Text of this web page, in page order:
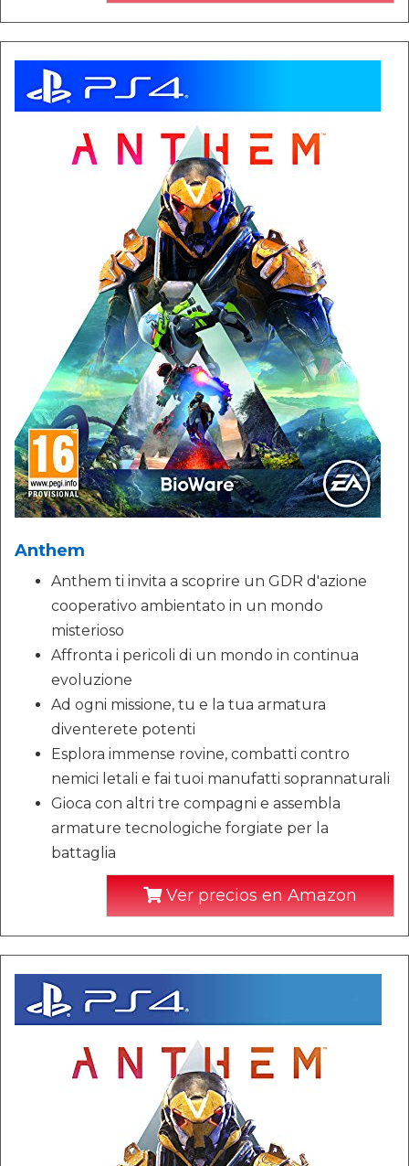
Anthem
Anthem ti invita a scoprire un GDR d'azione
cooperativo ambientato in un mondo
misterioso
Affronta i pericoli di un mondo in continua
evoluzione
Ad ogni missione, tu e la tua armatura
diventerete potenti
Esplora immense rovine, combatti contro
nemici letali e fai tuoi manufatti soprannaturali
Gioca con altri tre compagni e assembla
armature tecnologiche forgiate per la
battaglia
Ver precios en Amazon